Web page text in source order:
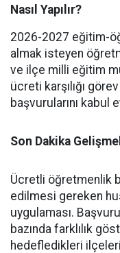
Nasıl Yapılır?
2026-2027 eğitim-
almak isteyen
ve ilçe milli eğitim
ücreti karşılığı
başvurularını kabul
Son Dakika
Ücretli öğretmenlik
edilmesi gereken
uygulaması.
bazında farklılık
hedefledikleri